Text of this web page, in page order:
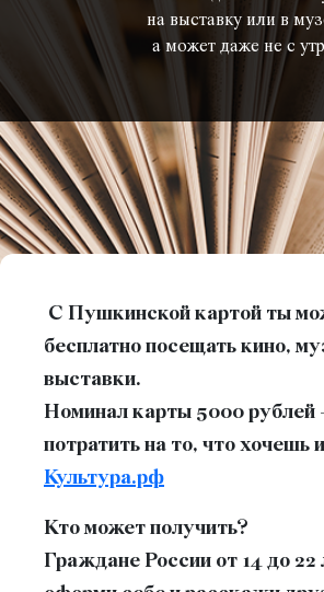
на выставку или в
а может даже не с
С Пушкинской картой ты
бесплатно посещать кино,
выставки.
Номинал карты 5000
потратить на то, что хочешь
Культура.рф
Кто может получить?
Граждане России от 14 до 22